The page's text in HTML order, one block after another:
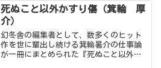
トップの数も段違いであ...
死ぬこと以外かすり傷（箕輪 厚
介）
幻冬舎の編集者として、数多くのヒット
作を世に輩出し続ける箕輪暑介の仕事論
が一冊にまとめられた『死ぬこと以外か